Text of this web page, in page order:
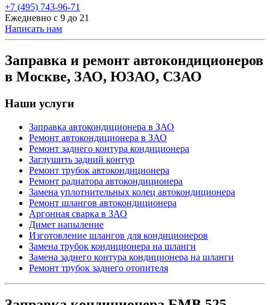
+7 (495) 743-96-71
Ежедневно с 9 до 21
Написать нам
Заправка и ремонт автокондиционеров
в Москве, ЗАО, ЮЗАО, СЗАО
Наши услуги
Заправка автокондиционера в ЗАО
Ремонт автокондиционера в ЗАО
Ремонт заднего контура кондиционера
Заглушить задний контур
Ремонт трубок автокондиционера
Ремонт радиатора автокондиционера
Замена уплотнительных колец автокондиционера
Ремонт шлангов автокондиционера
Аргонная сварка в ЗАО
Димет напыление
Изготовление шлангов для кондиционеров
Замена трубок кондиционера на шланги
Замена заднего контура кондиционера на шланги
Ремонт трубок заднего отопителя